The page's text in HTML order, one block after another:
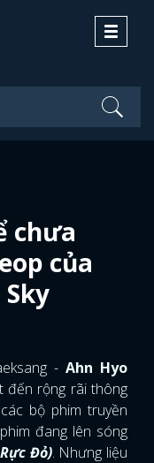
Toggle
chưa
của
-Ahn Hyo
đến rộng rãi thông
bộ phim truyền
đang lên sóng
Đỏ). Nhưng liệu